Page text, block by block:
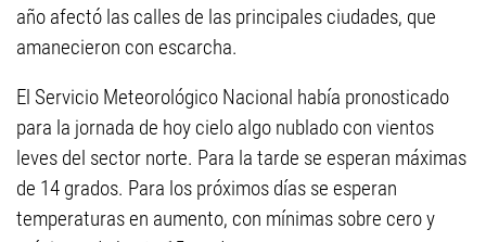
año afectó las calles de las principales ciudades, que
amanecieron con escarcha.
El Servicio Meteorológico Nacional había pronosticado
para la jornada de hoy cielo algo nublado con vientos
leves del sector norte. Para la tarde se esperan máximas
de 14 grados. Para los próximos días se esperan
temperaturas en aumento, con mínimas sobre cero y